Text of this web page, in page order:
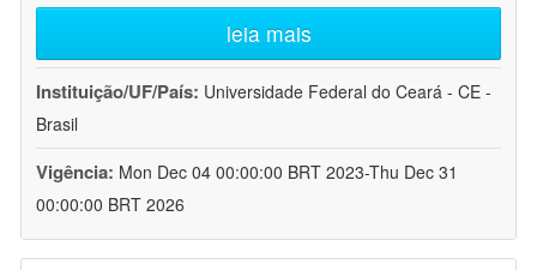
leia mais
Instituição/UF/País: Universidade Federal do Ceará - CE -
Brasil
Vigência: Mon Dec 04 00:00:00 BRT 2023-Thu Dec 31
00:00:00 BRT 2026